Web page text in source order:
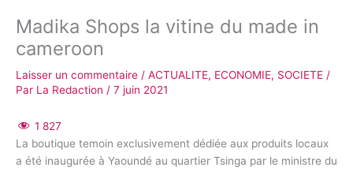
Madika Shops la vitine du made in
cameroon
Laisser un commentaire / ACTUALITE, ECONOMIE, SOCIETE /
Par La Redaction / 7 juin 2021
1 827
La boutique temoin exclusivement dédiée aux produits locaux
a été inaugurée à Yaoundé au quartier Tsinga par le ministre du